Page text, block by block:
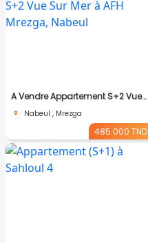
A Vendre Appartement S+2 Vue Sur Mer à AFH Mrezga, Nabeul
Nabeul , Mrezga
485.000 TND